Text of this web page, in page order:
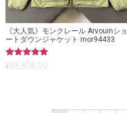
《大人気》モンクレール Arvouinショ
ートダウンジャケット mor94433
5段階中
5.00
¥33,800.00